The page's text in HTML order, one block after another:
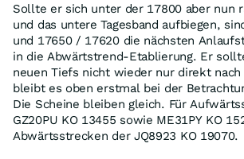
Sollte er sich unter der 17800 aber nun
und das untere Tagesband aufbiegen,
und 17650 / 17620 die nächsten
in die Abwärtstrend-Etablierung. Er
neuen Tiefs nicht wieder nur direkt
bleibt es oben erstmal bei der
Die Scheine bleiben gleich. Für
GZ20PU KO 13455 sowie ME31PY KO
Abwärtsstrecken der JQ8923 KO 19070.